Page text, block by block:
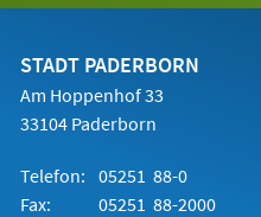
STADT PADERBORN
Am Hoppenhof 33
33104 Paderborn
Telefon: 05251 88-0
Fax:
05251 88-2000